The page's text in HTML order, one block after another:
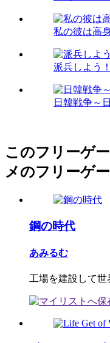
私の彼は高
派兵しよう！
日韓戦争～
このフリーゲ
メのフリーゲ
鋼の時代
あみるむ
工場を建設して世